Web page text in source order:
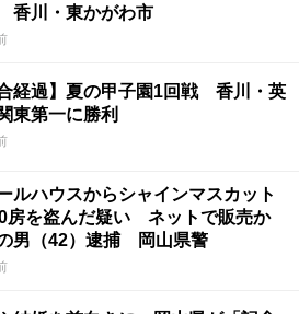
川・東かがわ市
合経過】夏の甲子園1回戦 香川・英
東第一に勝利
ルハウスからシャインマスカット
房を盗んだ疑い ネットで販売か
男（42）逮捕 岡山県警